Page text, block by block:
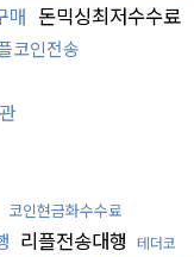
매 돈믹싱최저수수료
코인전송
코인현금화수수료
리플전송대행 테더코